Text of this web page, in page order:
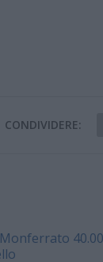
CONDIVIDERE: